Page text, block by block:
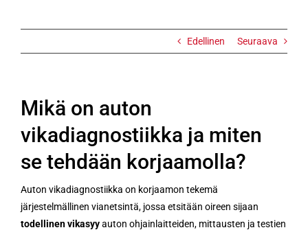
Edellinen Seuraava
Mikä on auton
vikadiagnostiikka ja miten
se tehdään korjaamolla?
Auton vikadiagnostiikka on korjaamon tekemä
järjestelmällinen vianetsintä, jossa etsitään oireen sijaan
todellinen vikasyyauton ohjainlaitteiden, mittausten ja testien